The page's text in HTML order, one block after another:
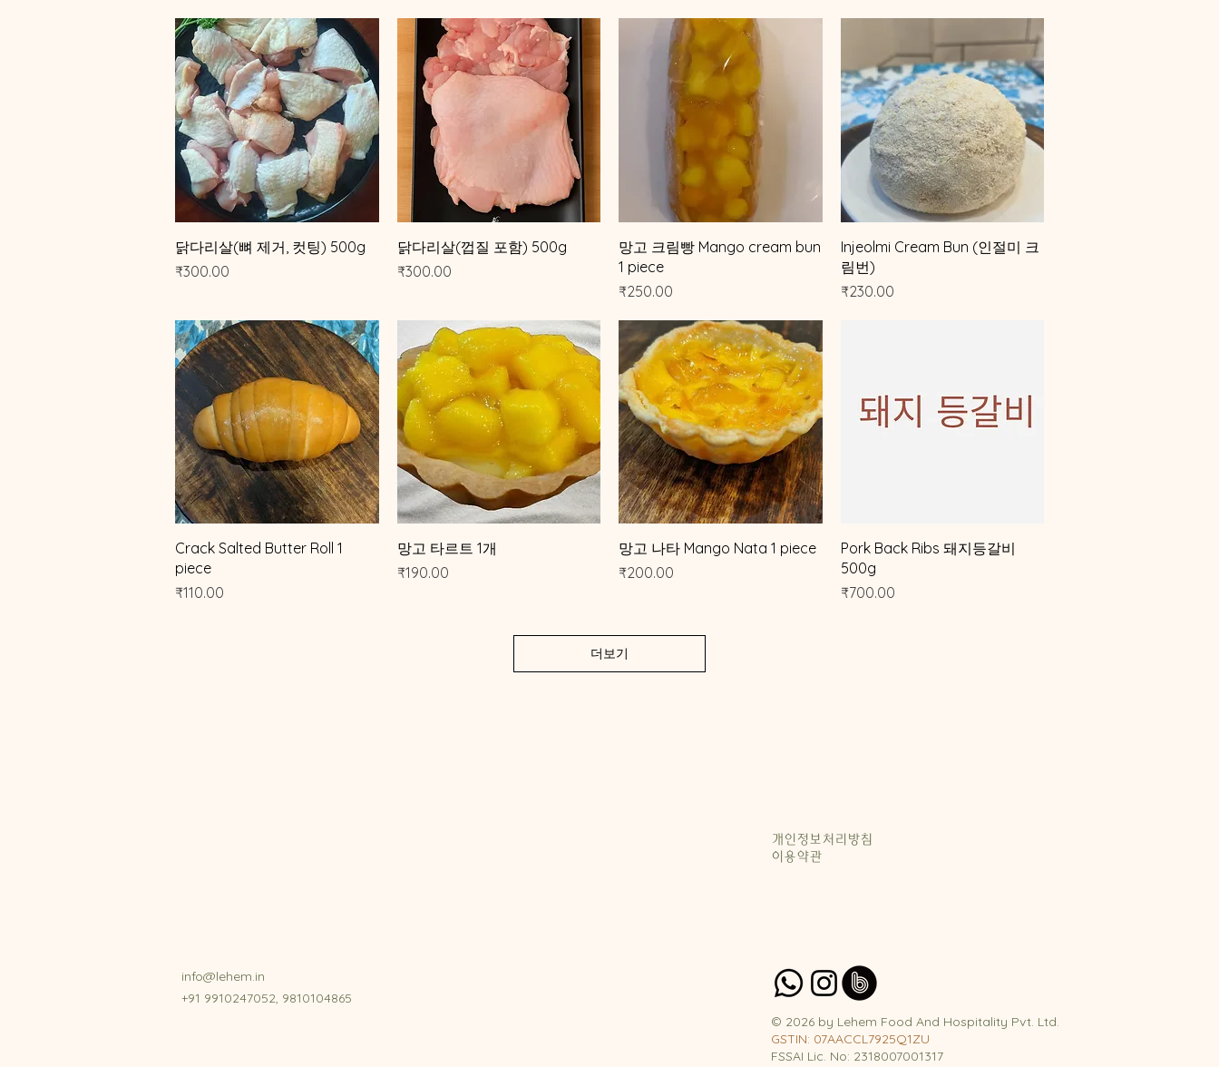
제품보기
닭다리살(뼈 제거, 컷팅) 500g
가격
₹300.00
제품보기
닭다리살(껍질 포함) 500g
가격
₹300.00
제품보기
망고 크림빵 Mango cream bun
1 piece
가격
₹250.00
제품보기
Injeolmi Cream Bun (인절미 크
림번)
가격
₹230.00
제품보기
Crack Salted Butter Roll 1
piece
가격
₹110.00
제품보기
망고 타르트 1개
가격
₹190.00
제품보기
망고 나타 Mango Nata 1 piece
가격
₹200.00
제품보기
Pork Back Ribs 돼지등갈비
500g
가격
₹700.00
더보기
info@lehem.in
+91 9910247052, 9810104865
개인정보처리방침
이용약관
© 2026 by Lehem Food And Hospitality Pvt. Ltd.
GSTIN: 07AACCL7925Q1ZU​
FSSAI Lic. No: 2318007001317